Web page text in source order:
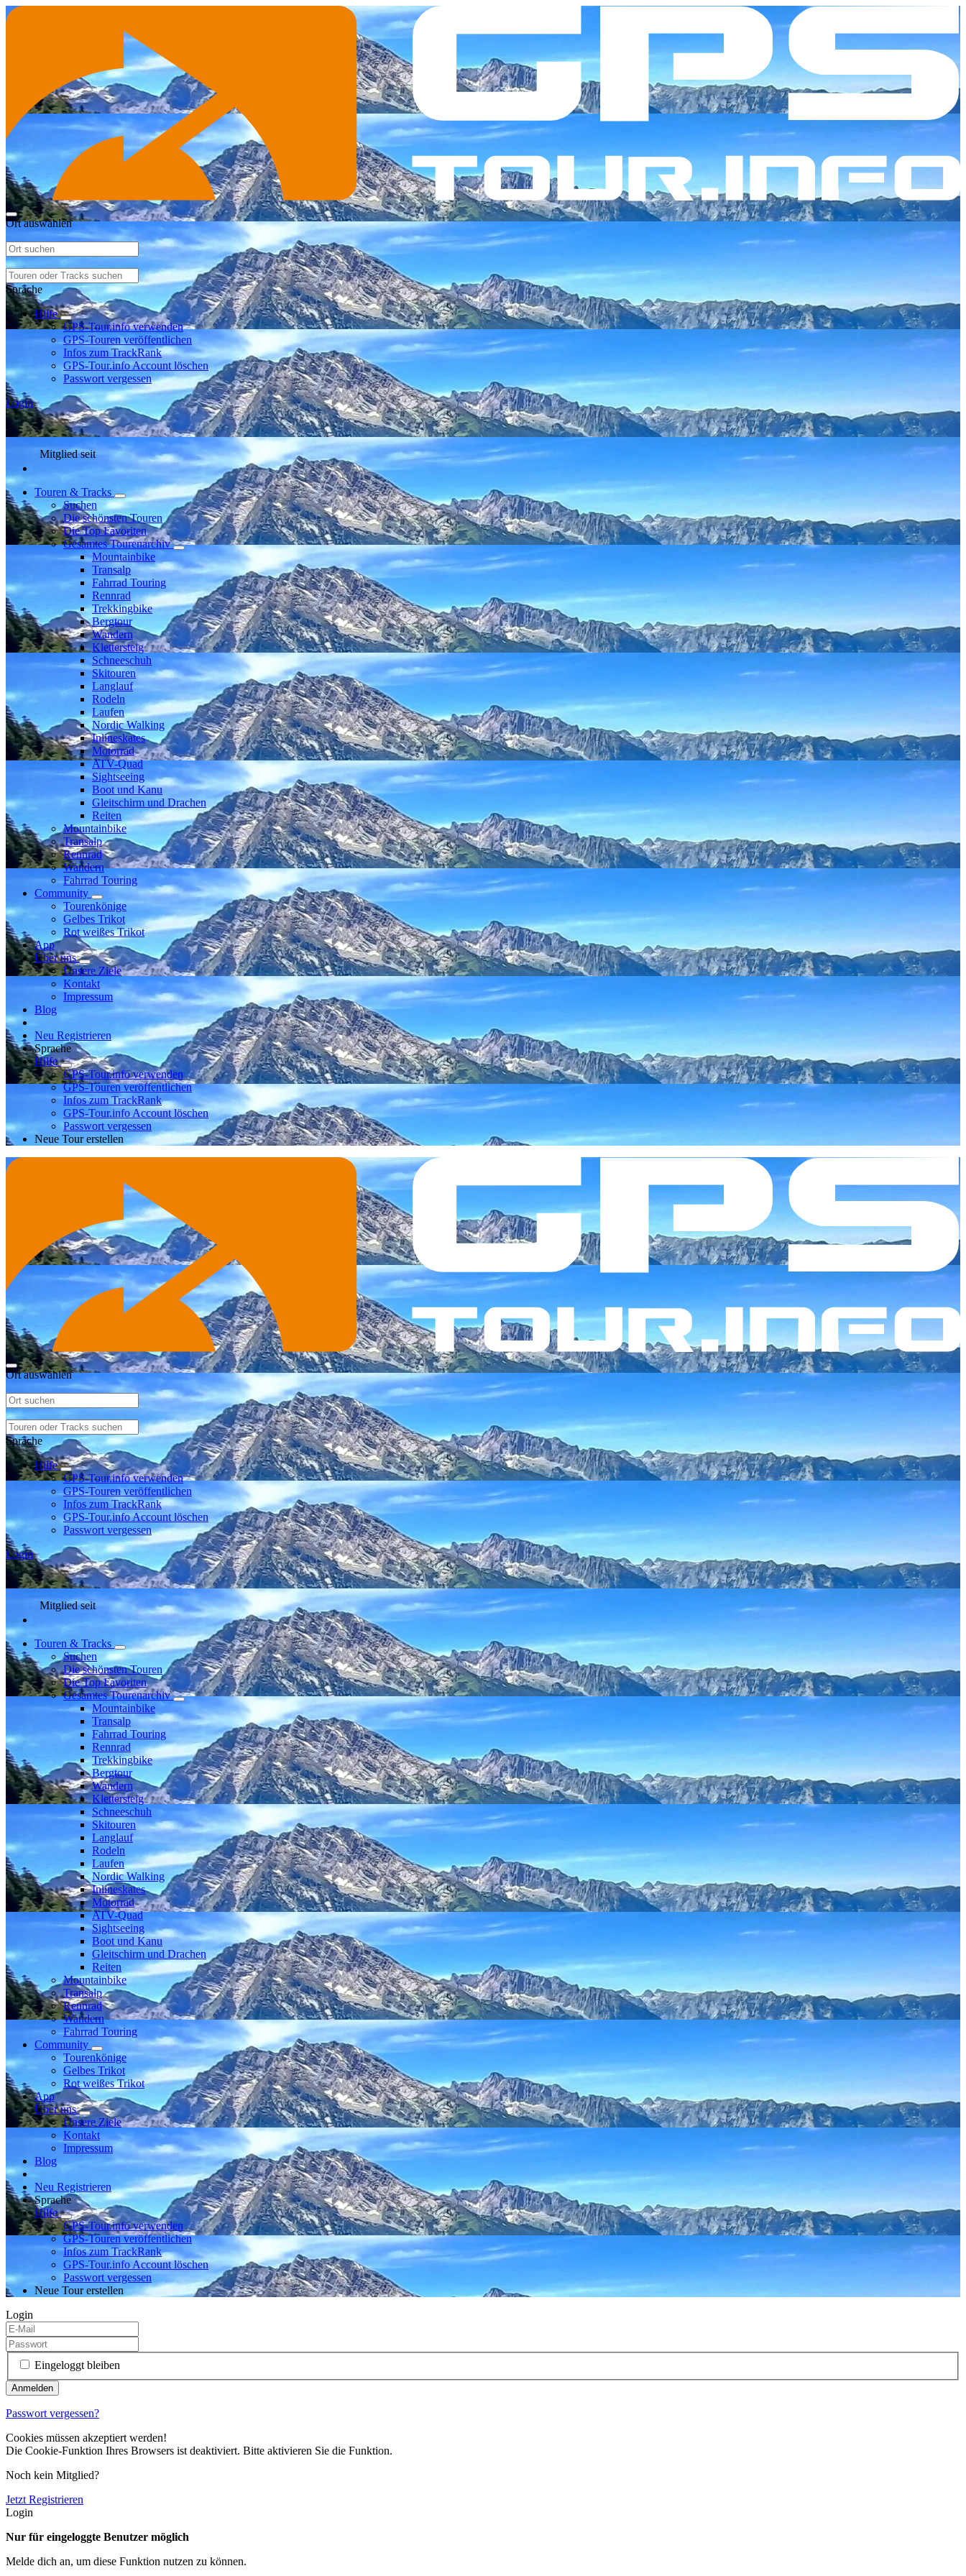
Ort auswählen
Sprache
Hilfe
GPS-Tour.info verwenden
GPS-Touren veröffentlichen
Infos zum TrackRank
GPS-Tour.info Account löschen
Passwort vergessen
Login
Mitglied seit
Touren & Tracks
Suchen
Die schönsten Touren
Die Top Favoriten
Gesamtes Tourenarchiv
Mountainbike
Transalp
Fahrrad Touring
Rennrad
Trekkingbike
Bergtour
Wandern
Klettersteig
Schneeschuh
Skitouren
Langlauf
Rodeln
Laufen
Nordic Walking
Inlineskates
Motorrad
ATV-Quad
Sightseeing
Boot und Kanu
Gleitschirm und Drachen
Reiten
Mountainbike
Transalp
Rennrad
Wandern
Fahrrad Touring
Community
Tourenkönige
Gelbes Trikot
Rot weißes Trikot
App
Über uns
Unsere Ziele
Kontakt
Impressum
Blog
Neu Registrieren
Sprache
Hilfe
GPS-Tour.info verwenden
GPS-Touren veröffentlichen
Infos zum TrackRank
GPS-Tour.info Account löschen
Passwort vergessen
Neue Tour erstellen
Ort auswählen
Sprache
Hilfe
GPS-Tour.info verwenden
GPS-Touren veröffentlichen
Infos zum TrackRank
GPS-Tour.info Account löschen
Passwort vergessen
Login
Mitglied seit
Touren & Tracks
Suchen
Die schönsten Touren
Die Top Favoriten
Gesamtes Tourenarchiv
Mountainbike
Transalp
Fahrrad Touring
Rennrad
Trekkingbike
Bergtour
Wandern
Klettersteig
Schneeschuh
Skitouren
Langlauf
Rodeln
Laufen
Nordic Walking
Inlineskates
Motorrad
ATV-Quad
Sightseeing
Boot und Kanu
Gleitschirm und Drachen
Reiten
Mountainbike
Transalp
Rennrad
Wandern
Fahrrad Touring
Community
Tourenkönige
Gelbes Trikot
Rot weißes Trikot
App
Über uns
Unsere Ziele
Kontakt
Impressum
Blog
Neu Registrieren
Sprache
Hilfe
GPS-Tour.info verwenden
GPS-Touren veröffentlichen
Infos zum TrackRank
GPS-Tour.info Account löschen
Passwort vergessen
Neue Tour erstellen
Login
Eingeloggt bleiben
Passwort vergessen?
Cookies müssen akzeptiert werden!
Die Cookie-Funktion Ihres Browsers ist deaktiviert. Bitte aktivieren Sie die Funktion.
Noch kein Mitglied?
Jetzt Registrieren
Login
Nur für eingeloggte Benutzer möglich
Melde dich an, um diese Funktion nutzen zu können.